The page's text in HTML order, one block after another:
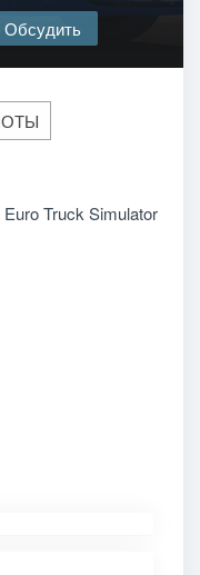
Обсудить
Truck Simulator